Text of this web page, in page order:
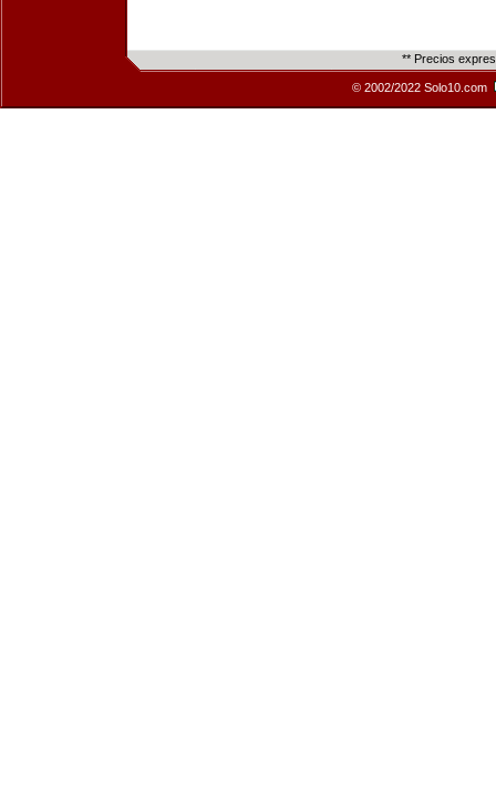
** Precios
© 2002/2022 Solo10.com